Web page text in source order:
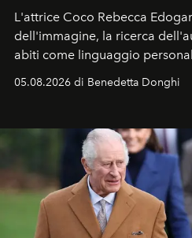
L'attrice Coco Rebecca
dell'immagine, la ricerca
abiti come linguaggio
05.08.2026 di Benedetta Donghi